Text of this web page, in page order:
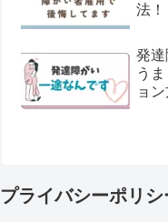
法！
発達
う
ョ
プライバシーポリシ